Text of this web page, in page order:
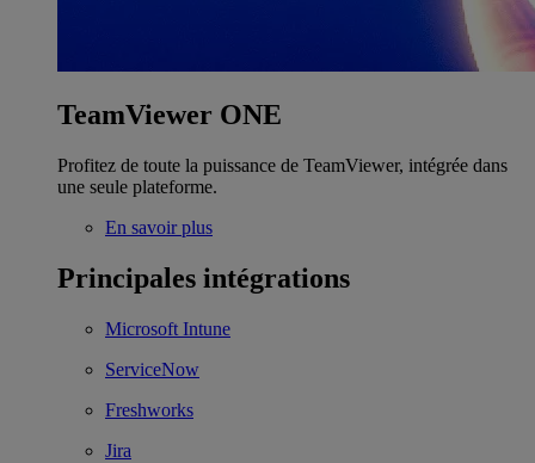
TeamViewer ONE
Profitez de toute la puissance de TeamViewer, intégrée dans
une seule plateforme.
En savoir plus
Principales intégrations
Microsoft Intune
ServiceNow
Freshworks
Jira